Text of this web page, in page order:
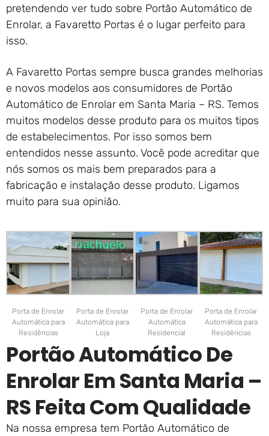
pretendendo ver tudo sobre Portão Automático de
Enrolar, a Favaretto Portas é o lugar perfeito para
isso.
A Favaretto Portas sempre busca grandes melhorias
e novos modelos aos consumidores de Portão
Automático de Enrolar em Santa Maria – RS. Temos
muitos modelos desse produto para os muitos tipos
de estabelecimentos. Por isso somos bem
entendidos nesse assunto. Você pode acreditar que
nós somos os mais bem preparados para a
fabricação e instalação desse produto. Ligamos
muito para sua opinião.
Porta de Enrolar
Automática para
Residências
Porta de Enrolar
Automática para
Loja
Porta de Enrolar
Automática
Residencial
Porta de Enrolar
Automática para
Residências
Portão Automático De
Enrolar Em Santa Maria –
RS Feita Com Qualidade
Na nossa empresa tem Portão Automático de